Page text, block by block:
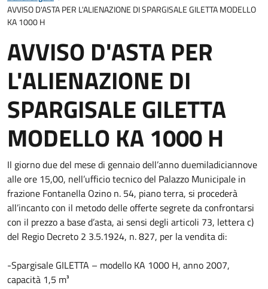
AVVISO D'ASTA PER L'ALIENAZIONE DI SPARGISALE GILETTA MODELLO
KA 1000 H
AVVISO D'ASTA PER
L'ALIENAZIONE DI
SPARGISALE GILETTA
MODELLO KA 1000 H
Il giorno due del mese di gennaio dell’anno duemiladiciannove
alle ore 15,00, nell’ufficio tecnico del Palazzo Municipale in
frazione Fontanella Ozino n. 54, piano terra, si procederà
all’incanto con il metodo delle offerte segrete da confrontarsi
con il prezzo a base d’asta, ai sensi degli articoli 73, lettera c)
del Regio Decreto 2 3.5.1924, n. 827, per la vendita di:
-Spargisale GILETTA – modello KA 1000 H, anno 2007,
capacità 1,5 m³